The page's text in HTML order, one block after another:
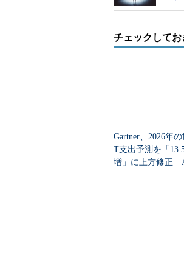
チェックして
Gartner、2026年
T支出予測を「
増」に上方修正